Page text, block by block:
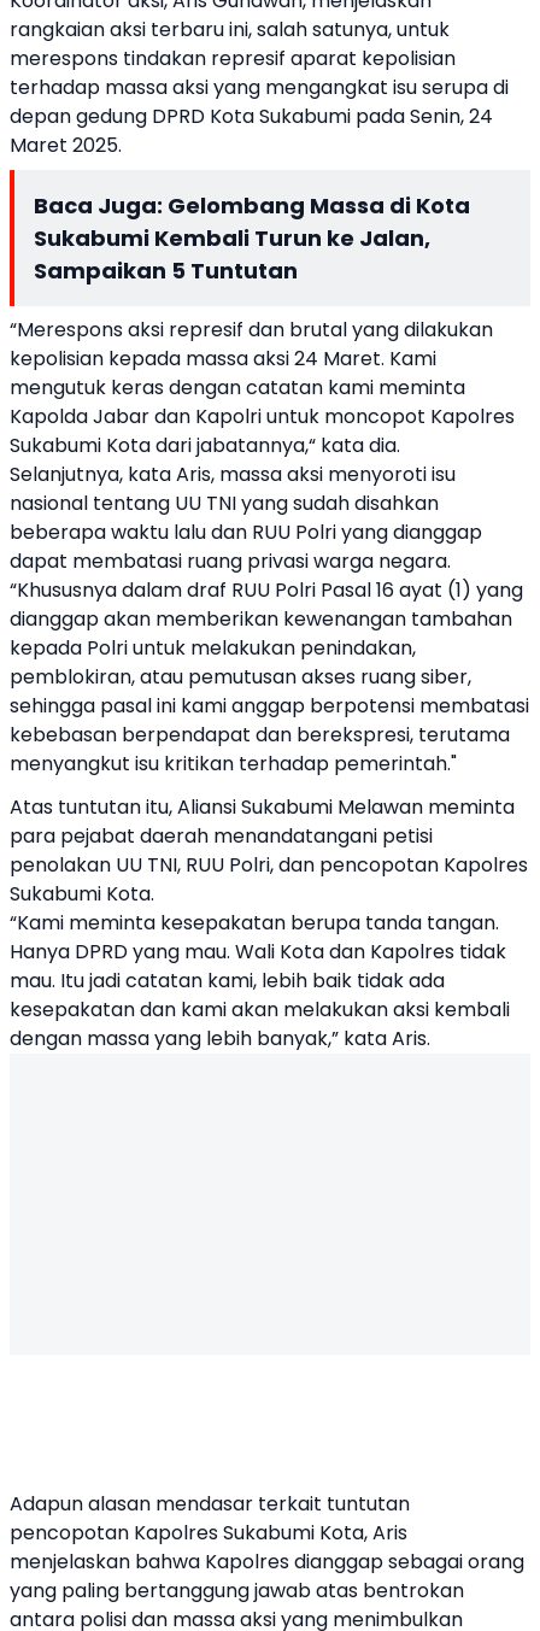
rangkaian aksi terbaru ini, salah satunya, untuk
merespons tindakan represif aparat kepolisian
terhadap massa aksi yang mengangkat isu serupa di
depan gedung DPRD Kota Sukabumi pada Senin, 24
Maret 2025.
Baca Juga: Gelombang Massa di Kota
Sukabumi Kembali Turun ke Jalan,
Sampaikan 5 Tuntutan
“Merespons aksi represif dan brutal yang dilakukan
kepolisian kepada massa aksi 24 Maret. Kami
mengutuk keras dengan catatan kami meminta
Kapolda Jabar dan Kapolri untuk moncopot Kapolres
Sukabumi Kota dari jabatannya,“ kata dia.
Selanjutnya, kata Aris, massa aksi menyoroti isu
nasional tentang UU TNI yang sudah disahkan
beberapa waktu lalu dan RUU Polri yang dianggap
dapat membatasi ruang privasi warga negara.
“Khususnya dalam draf RUU Polri Pasal 16 ayat (1) yang
dianggap akan memberikan kewenangan tambahan
kepada Polri untuk melakukan penindakan,
pemblokiran, atau pemutusan akses ruang siber,
sehingga pasal ini kami anggap berpotensi membatasi
kebebasan berpendapat dan berekspresi, terutama
menyangkut isu kritikan terhadap pemerintah."
Atas tuntutan itu, Aliansi Sukabumi Melawan meminta
para pejabat daerah menandatangani petisi
penolakan UU TNI, RUU Polri, dan pencopotan Kapolres
Sukabumi Kota.
“Kami meminta kesepakatan berupa tanda tangan.
Hanya DPRD yang mau. Wali Kota dan Kapolres tidak
mau. Itu jadi catatan kami, lebih baik tidak ada
kesepakatan dan kami akan melakukan aksi kembali
dengan massa yang lebih banyak,” kata Aris.
Adapun alasan mendasar terkait tuntutan
pencopotan Kapolres Sukabumi Kota, Aris
menjelaskan bahwa Kapolres dianggap sebagai orang
yang paling bertanggung jawab atas bentrokan
antara polisi dan massa aksi yang menimbulkan